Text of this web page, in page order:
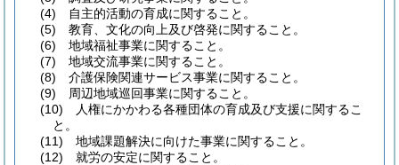
(4)
自主的活動の育成に関すること。
(5)
教育、文化の向上及び啓発に関すること。
(6)
地域福祉事業に関すること。
(7)
地域交流事業に関すること。
(8)
介護保険関連サービス事業に関すること。
(9)
周辺地域巡回事業に関すること。
(10)
人権にかかわる各種団体の育成及び支援に関するこ
と。
(11)
地域課題解決に向けた事業に関すること。
(12)
就労の安定に関すること。